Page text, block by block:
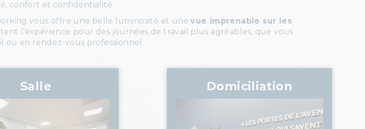
confort et confidentialité.
vous offre une belle luminosité et unevue imprenable sur les
l’expérience pour des journées de travail plus agréables, que vous
ou en rendez-vous professionnel.
Salle Domiciliation